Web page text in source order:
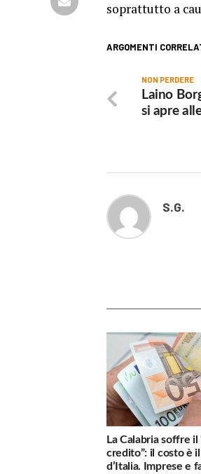
soprattutto a
ARGOMENTI
NON PERDERE
Laino
si apre
S.G.
La Calabria soffre il
credito”: il costo è
d’Italia. Imprese e